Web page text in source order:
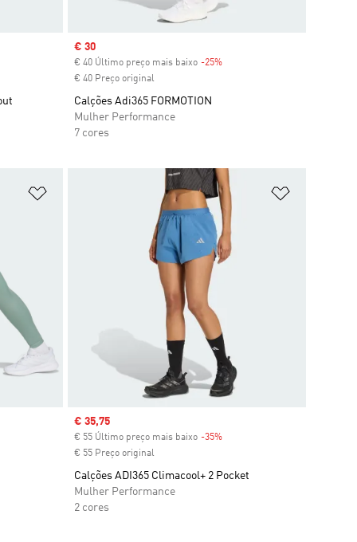
Sale price
€ 30
€ 40 Último preço mais baixo -25%Discount
€ 40 Preço original
Calções Adi365 FORMOTION
Mulher Performance
7 cores
Adicionar à Lista de Desejos
Sale price
€ 35,75
€ 55 Último preço mais baixo -35%Discount
€ 55 Preço original
Calções ADI365 Climacool+ 2 Pocket
Mulher Performance
2 cores